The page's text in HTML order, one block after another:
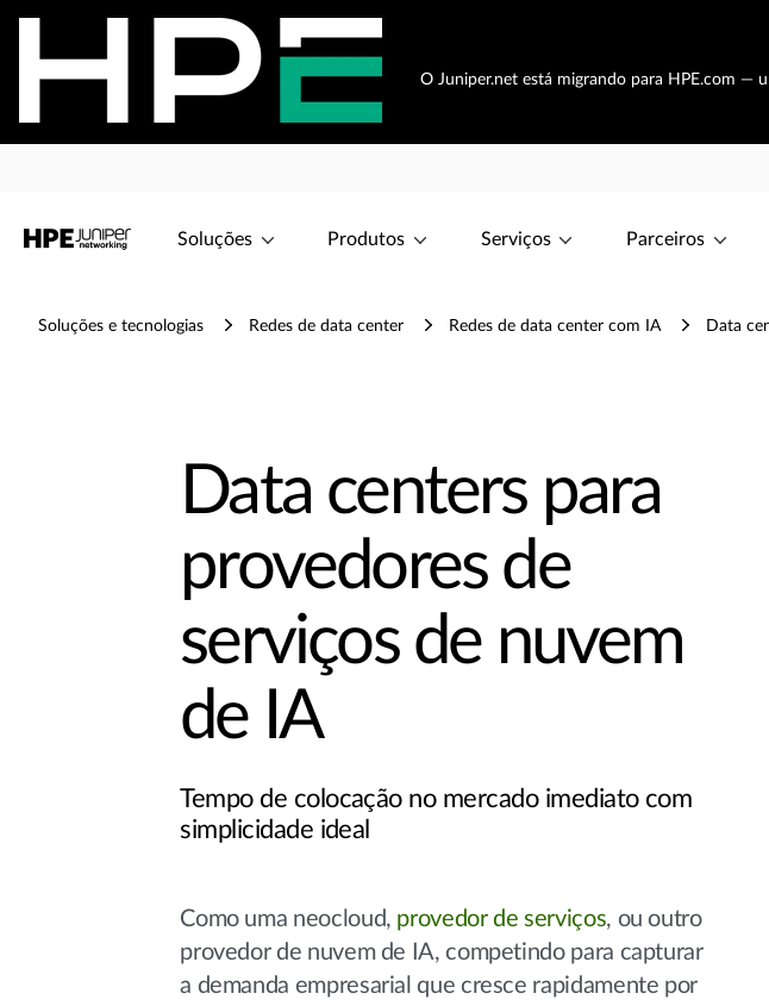
O Juniper.net está migrando para HPE.com —
Soluções Produtos Serviços Parceiros
Soluções e tecnologias Redes de data center Redes de data center com IA Data
Data centers para
provedores de
serviços de nuvem
de IA
Tempo de colocação no mercado imediato com
simplicidade ideal
Como uma neocloud, provedor de serviços, ou outro
provedor de nuvem de IA, competindo para capturar
a demanda empresarial que cresce rapidamente por